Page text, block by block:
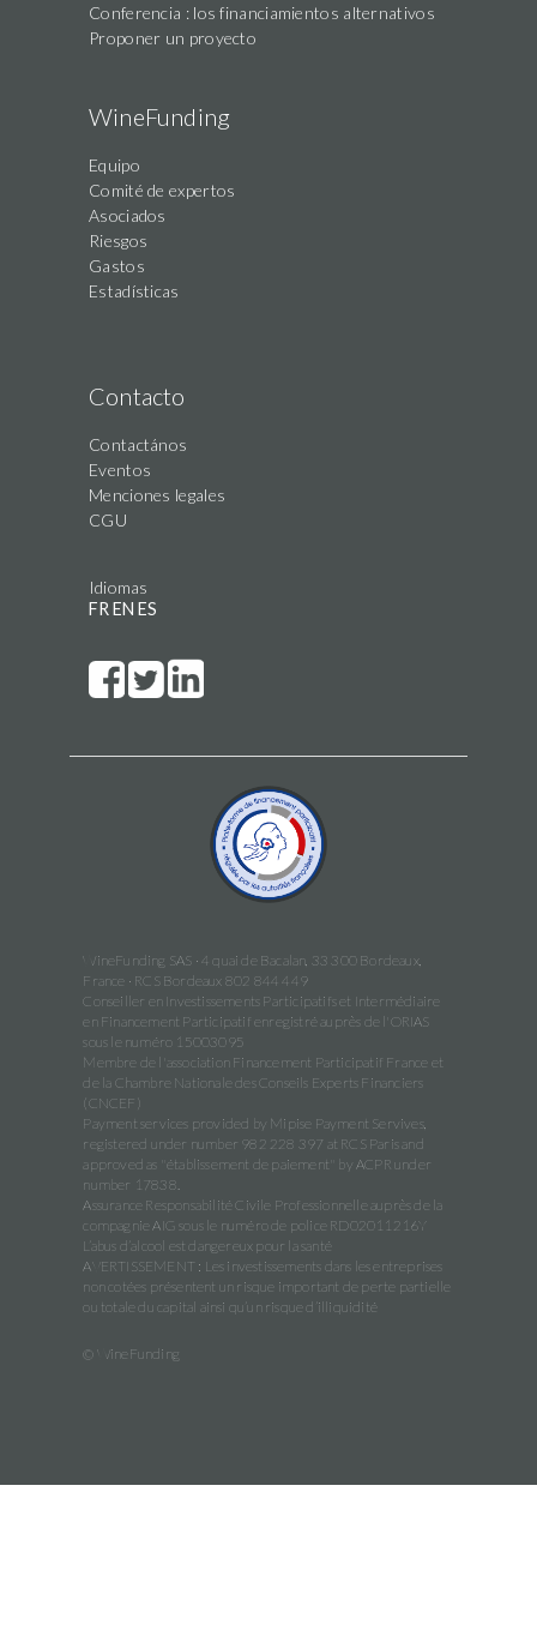
Conferencia : los financiamientos alternativos
Proponer un proyecto
WineFunding
Equipo
Comité de expertos
Asociados
Riesgos
Gastos
Estadísticas
Contacto
Contactános
Eventos
Menciones legales
CGU
Idiomas
FR EN ES
WineFunding SAS · 4 quai de Bacalan, 33 300 Bordeaux,
France · RCS Bordeaux 802 844 449
Conseiller en Investissements Participatifs et Intermédiaire
en Financement Participatif enregistré auprès de l'ORIAS
sous le numéro 15003095
Membre de l'association Financement Participatif France et
de la Chambre Nationale des Conseils Experts Financiers
(CNCEF)
Payment services provided by Mipise Payment Servives,
registered under number 982 228 397 at RCS Paris and
approved as "établissement de paiement" by ACPR under
number 17838.
Assurance Responsabilité Civile Professionnelle auprès de la
compagnie AIG sous le numéro de police RD02011216Y
L’abus d’alcool est dangereux pour la santé
AVERTISSEMENT : Les investissements dans les entreprises
non cotées présentent un risque important de perte partielle
ou totale du capital ainsi qu’un risque d’illiquidité
© WineFunding